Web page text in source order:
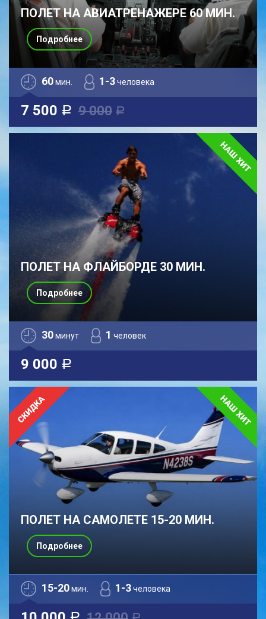
ПОЛЕТ НА АВИАТРЕНАЖЕРЕ 60 МИН.
60мин. 1-3человека
7 500 a 9 000 a
Подробнее
ПОЛЕТ НА ФЛАЙБОРДЕ 30 МИН.
30минут 1 человек
9 000 a
Подробнее
ПОЛЕТ НА САМОЛЕТЕ 15-20 МИН.
15-20мин. 1-3человека
Подробнее